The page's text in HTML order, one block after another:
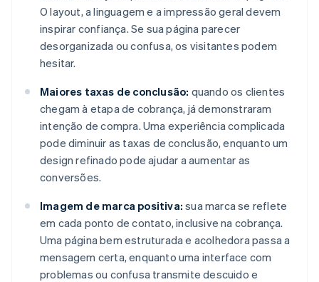
O layout, a linguagem e a impressão geral devem
inspirar confiança. Se sua página parecer
desorganizada ou confusa, os visitantes podem
hesitar.
Maiores taxas de conclusão: quando os clientes
chegam à etapa de cobrança, já demonstraram
intenção de compra. Uma experiência complicada
pode diminuir as taxas de conclusão, enquanto um
design refinado pode ajudar a aumentar as
conversões.
Imagem de marca positiva: sua marca se reflete
em cada ponto de contato, inclusive na cobrança.
Uma página bem estruturada e acolhedora passa a
mensagem certa, enquanto uma interface com
problemas ou confusa transmite descuido e